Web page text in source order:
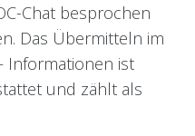
Chat besprochen
Das Übermitteln im
Informationen ist
und zählt als